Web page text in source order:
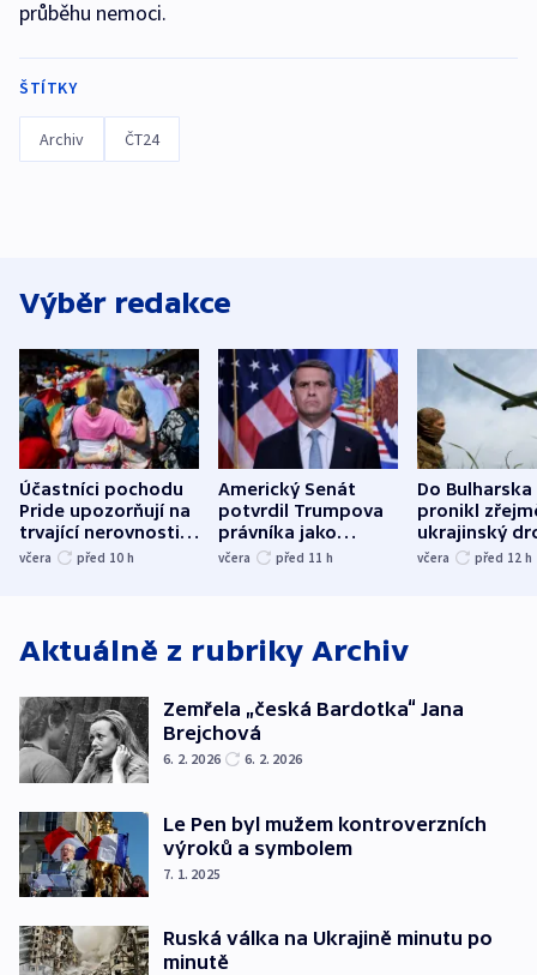
průběhu nemoci.
ŠTÍTKY
Archiv ČT24
Výběr redakce
Účastníci pochodu
Pride upozorňují na
trvající nerovnosti i
společenskou
včera před 10 h
Americký Senát
potvrdil Trumpova
právníka jako
ministra
včera před 11 h
Do Bulharska
pronikl
ukrajinský
explodoval
včera před 12 h
Aktuálně z rubriky Archiv
Zemřela „česká Bardotka“ Jana
Brejchová
6. 2. 2026 6. 2. 2026
Le Pen byl mužem kontroverzních
výroků a symbolem
7. 1. 2025
Ruská válka na Ukrajině minutu po
minutě